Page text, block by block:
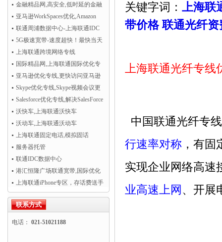
金融精品网,高安全,低时延的金融
精品网
亚马逊WorkSpaces优化,Amazon
WorkSpaces运行更流畅
联通周浦数据中心-上海联通IDC
机房托管
5G极速宽带-速度超快！最快当天
开通！
上海联通跨境网络专线
国际精品网,上海联通国际优化专
线亚马逊优化专线,更快访问亚马逊
AWS云服务
Skype优化专线,Skype视频会议更
清晰流畅
Salesforce优化专线,解决SalesForce
CRM访问慢
沃快车,上海联通沃快车
沃动车,上海联通沃动车
上海联通固定电话,模拟固话
服务器托管
联通IDC数据中心
港汇恒隆广场联通宽带,国际优化
专线超值热卖！
上海联通iPhone专区，存话费送手
机
联系方式
电话： 021-51021188
关键字词： 上海联
带价格 联通光纤资
上海联通光纤专
中国联通光纤专
行速率对称 ，有
实现企业网络高速
业高速上网、开展